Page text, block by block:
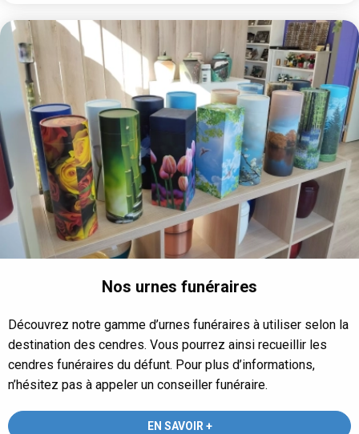
Nos urnes funéraires
Découvrez notre gamme d’urnes funéraires à utiliser selon la
destination des cendres. Vous pourrez ainsi recueillir les
cendres funéraires du défunt. Pour plus d’informations,
n’hésitez pas à appeler un conseiller funéraire.
EN SAVOIR +